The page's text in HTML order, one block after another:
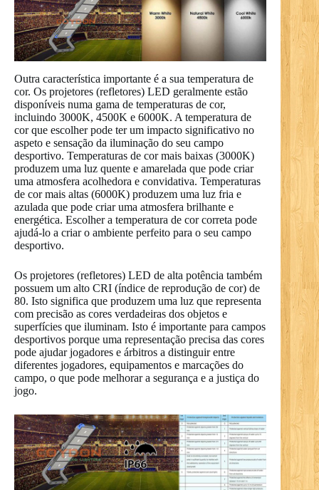
Outra característica importante é a sua temperatura de
cor. Os projetores (refletores) LED geralmente estão
disponíveis numa gama de temperaturas de cor,
incluindo 3000K, 4500K e 6000K. A temperatura de
cor que escolher pode ter um impacto significativo no
aspeto e sensação da iluminação do seu campo
desportivo. Temperaturas de cor mais baixas (3000K)
produzem uma luz quente e amarelada que pode criar
uma atmosfera acolhedora e convidativa. Temperaturas
de cor mais altas (6000K) produzem uma luz fria e
azulada que pode criar uma atmosfera brilhante e
energética. Escolher a temperatura de cor correta pode
ajudá-lo a criar o ambiente perfeito para o seu campo
desportivo.
Os projetores (refletores) LED de alta potência também
possuem um alto CRI (índice de reprodução de cor) de
80. Isto significa que produzem uma luz que representa
com precisão as cores verdadeiras dos objetos e
superfícies que iluminam. Isto é importante para campos
desportivos porque uma representação precisa das cores
pode ajudar jogadores e árbitros a distinguir entre
diferentes jogadores, equipamentos e marcações do
campo, o que pode melhorar a segurança e a justiça do
jogo.